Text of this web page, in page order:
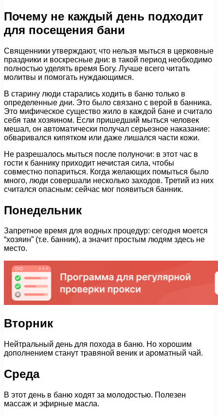
Почему не каждый день подходит
для посещения бани
Священники утверждают, что нельзя мыться в церковные
праздники и воскресные дни: в такой период необходимо
полностью уделять время Богу. Лучше всего читать
молитвы и помогать нуждающимся.
В старину люди старались ходить в баню только в
определенные дни. Это было связано с верой в банника.
Это мифическое существо жило в каждой бане и считало
себя там хозяином. Если пришедший мыться человек
мешал, он автоматически получал серьезное наказание:
обваривался кипятком или даже лишался части кожи.
Не разрешалось мыться после полуночи: в этот час в
гости к баннику приходит нечистая сила, чтобы
совместно попариться. Когда желающих помыться было
много, люди совершали несколько заходов. Третий из них
считался опасным: сейчас мог появиться банник.
Понедельник
Запретное время для водных процедур: сегодня моется
“хозяин” (т.е. банник), а значит простым людям здесь не
место.
Вторник
Нейтральный день для похода в баню. Но хорошим
дополнением станут травяной веник и ароматный чай.
Среда
В этот день в баню ходят за молодостью. Полезен
массаж и эфирные масла.